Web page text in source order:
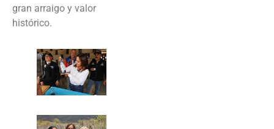
gran arraigo y valor
histórico.